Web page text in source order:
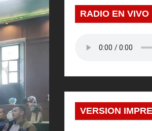
RADIO EN VIVO
VERSION